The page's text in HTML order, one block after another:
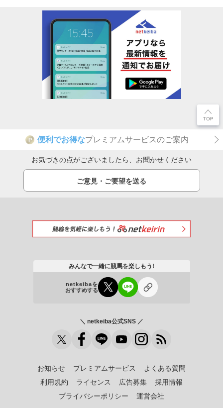
P 便利でお得なプレミアムサービスのご案内
お気づきの点がございましたら、お聞かせください
ご意見・ご要望を送る
みんなで一緒に競馬を楽しもう!
netkeibaを
おすすめする
＼ netkeiba公式SNS ／
お知らせ プレミアムサービス
よくある質問
利用規約
ライセンス 広告募集
採用情報
プライバシーポリシー
運営会社